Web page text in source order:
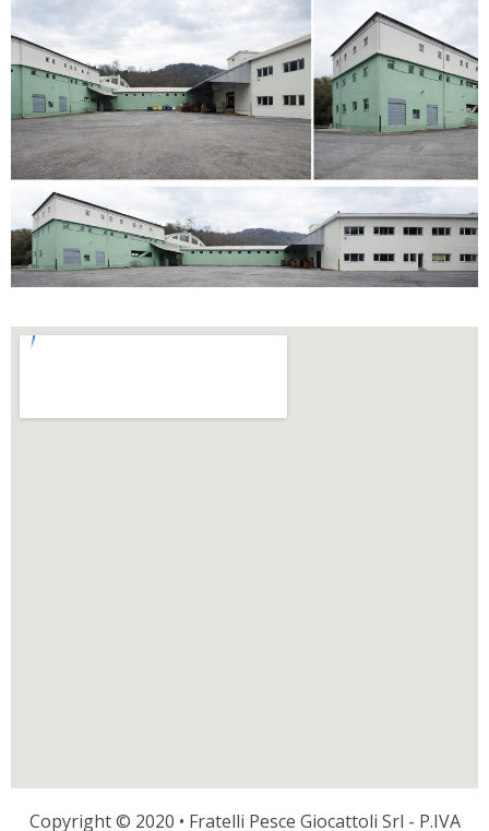
Copyright © 2020 • Fratelli Pesce Giocattoli Srl - P.IVA